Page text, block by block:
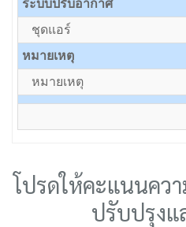
ระบบปรับอากาศ
ชุดแอร์
หมายเหตุ
หมายเหตุ
โปรดให้คะแนนคว
ปรับปรุง